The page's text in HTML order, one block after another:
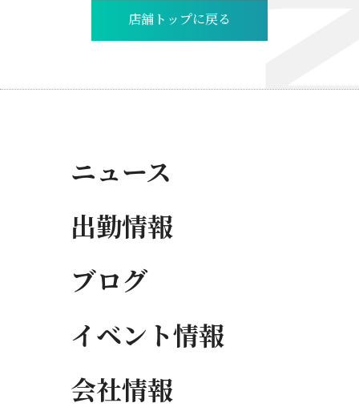
店舗トップに戻る
ニュース
出勤情報
ブログ
イベント情報
会社情報